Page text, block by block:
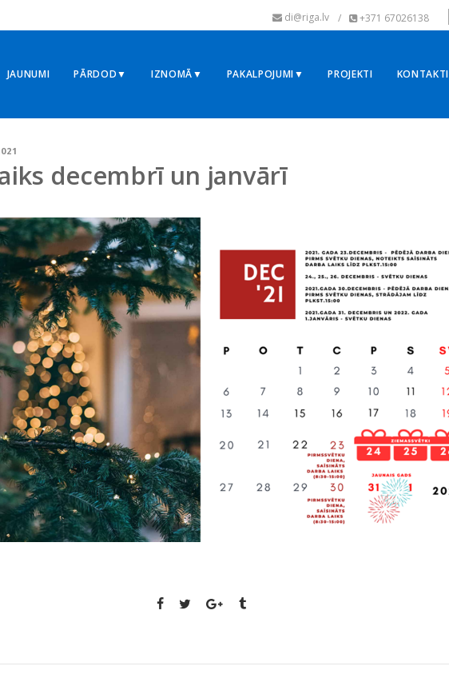
di@riga.lv / +371 67026138
JAUNUMI PĀRDOD▼ IZNOMĀ▼ PAKALPOJUMI▼ PROJEKTI KONTAKTI
decembrī un janvārī